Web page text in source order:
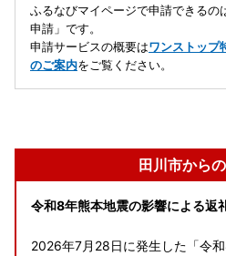
ふるなびマイページで申請できるの
申請」です。
申請サービスの概要はワンストップ
のご案内をご覧ください。
田川市から
令和8年熊本地震の影響による返
2026年7月28日に発生した「令